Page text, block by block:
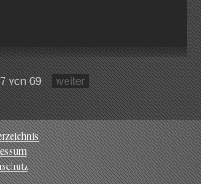
von 69 weiter